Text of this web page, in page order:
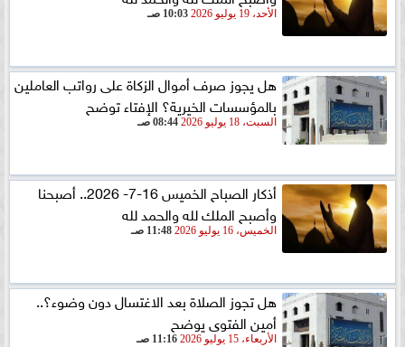
الأحد، 19 يوليو 2026 10:03 صـ
هل يجوز صرف أموال الزكاة على رواتب العاملين
بالمؤسسات الخيرية؟ الإفتاء توضح
السبت، 18 يوليو 2026 08:44 صـ
أذكار الصباح الخميس 16-7- 2026.. أصبحنا
وأصبح الملك لله والحمد لله
الخميس، 16 يوليو 2026 11:48 صـ
هل تجوز الصلاة بعد الاغتسال دون وضوء؟..
أمين الفتوى يوضح
الأربعاء، 15 يوليو 2026 11:16 صـ